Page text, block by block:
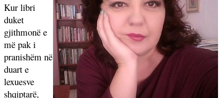
Kur libri
duket
gjithmonë e
më pak i
pranishëm në
duart e
lexuesve
shqiptarë,